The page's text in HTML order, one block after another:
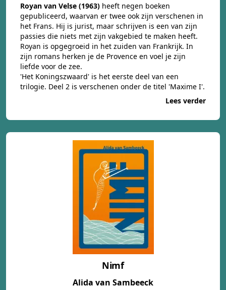
Royan van Velse (1963) heeft negen boeken
gepubliceerd, waarvan er twee ook zijn verschenen in
het Frans. Hij is jurist, maar schrijven is een van zijn
passies die niets met zijn vakgebied te maken heeft.
Royan is opgegroeid in het zuiden van Frankrijk. In
zijn romans herken je de Provence en voel je zijn
liefde voor de zee.
'Het Koningszwaard' is het eerste deel van een
trilogie. Deel 2 is verschenen onder de titel 'Maxime I'.
Lees verder
Nimf
Alida van Sambeeck